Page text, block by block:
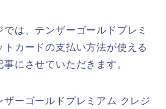
は、テンザーゴールドプレミ
カードの支払い方法が使える
にさせていただきます。
ザーゴールドプレミアム クレジ